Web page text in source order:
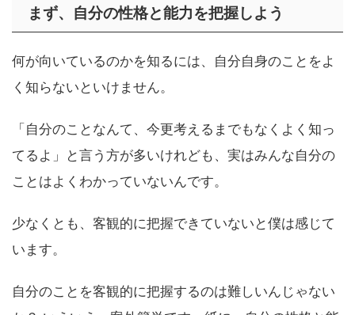
まず、自分の性格と能力を把握しよう
何が向いているのかを知るには、自分自身のことをよ
く知らないといけません。
「自分のことなんて、今更考えるまでもなくよく知っ
てるよ」と言う方が多いけれども、実はみんな自分の
ことはよくわかっていないんです。
少なくとも、客観的に把握できていないと僕は感じて
います。
自分のことを客観的に把握するのは難しいんじゃない